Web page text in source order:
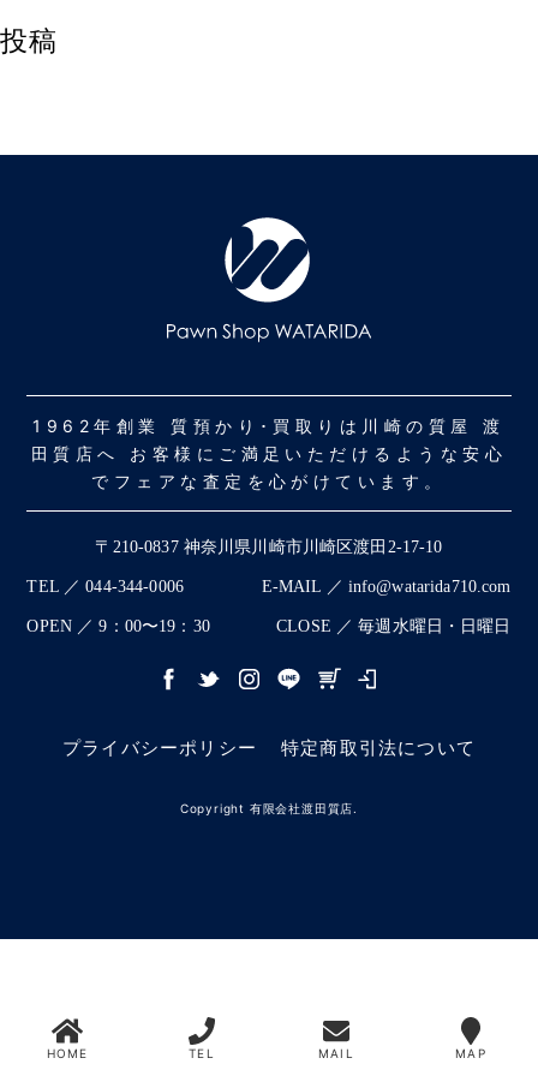
投稿
1962年創業 質預かり･買取りは川崎の質屋 渡
田質店へ お客様にご満足いただけるような安心
でフェアな査定を心がけています。
〒210-0837 神奈川県川崎市川崎区渡田2-17-10
TEL ／ 044-344-0006 E-MAIL ／ info@watarida710.com
OPEN ／ 9：00〜19：30 CLOSE ／ 毎週水曜日・日曜日
プライバシーポリシー 特定商取引法について
Copyright 有限会社渡田質店.
HOME TEL MAIL MAP